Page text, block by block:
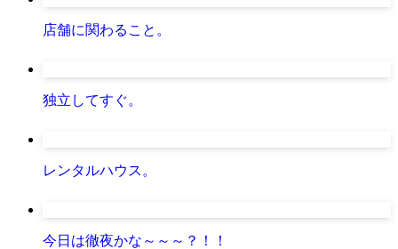
店舗に関わること。
独立してすぐ。
レンタルハウス。
今日は徹夜かな～～～？！！